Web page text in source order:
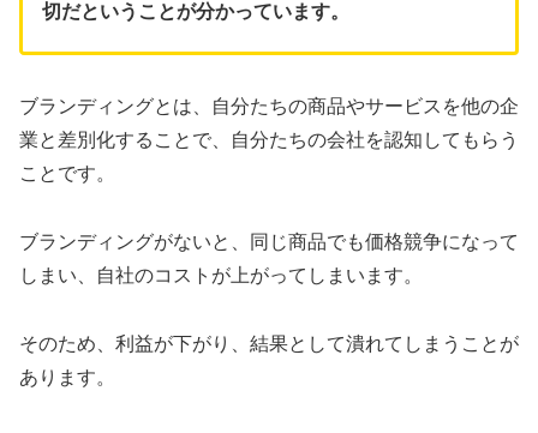
切だということが分かっています。
ブランディングとは、自分たちの商品やサービスを他の企
業と差別化することで、自分たちの会社を認知してもらう
ことです。
ブランディングがないと、同じ商品でも価格競争になって
しまい、自社のコストが上がってしまいます。
そのため、利益が下がり、結果として潰れてしまうことが
あります。